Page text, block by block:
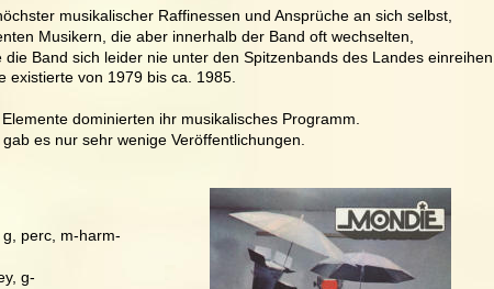
musikalischer Raffinessen und Ansprüche an sich selbst,
Musikern, die aber innerhalb der Band oft wechselten,
die Band sich leider nie unter den Spitzenbands des Landes einreihen.
existierte von 1979 bis ca. 1985.
dominierten ihr musikalisches Programm.
es nur sehr wenige Veröffentlichungen.
g, perc, m-harm-
g-